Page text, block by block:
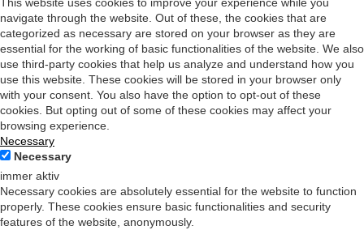
navigate through the website. Out of these, the cookies that are
categorized as necessary are stored on your browser as they are
essential for the working of basic functionalities of the website. We also
use third-party cookies that help us analyze and understand how you
use this website. These cookies will be stored in your browser only
with your consent. You also have the option to opt-out of these
cookies. But opting out of some of these cookies may affect your
browsing experience.
Necessary
Necessary
immer aktiv
Necessary cookies are absolutely essential for the website to function
properly. These cookies ensure basic functionalities and security
features of the website, anonymously.